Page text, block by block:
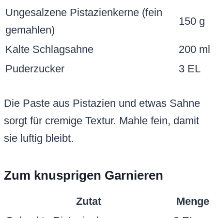
Ungesalzene Pistazienkerne (fein
gemahlen)
150 g
Kalte Schlagsahne
200 ml
Puderzucker
3 EL
Die Paste aus Pistazien und etwas Sahne
sorgt für cremige Textur. Mahle fein, damit
sie luftig bleibt.
Zum knusprigen Garnieren
Zutat
Menge